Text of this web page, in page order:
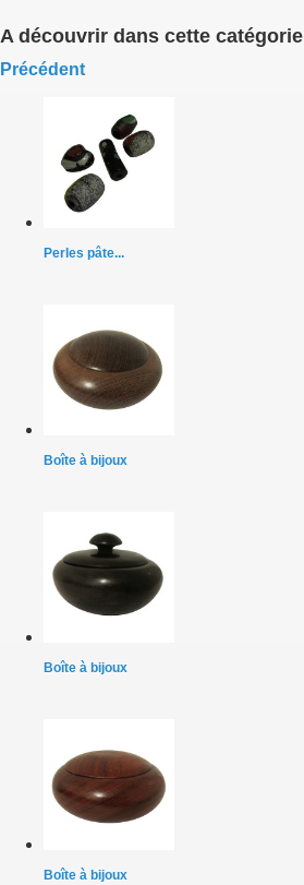
A découvrir dans cette catégorie
Précédent
Perles pâte...
Boîte à bijoux
Boîte à bijoux
Boîte à bijoux